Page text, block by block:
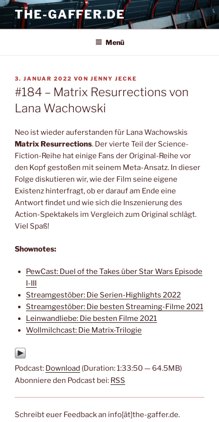
Zum
Inhalt
springen
THE-GAFFER.DE
Menü
VERÖFFENTLICHT
AM
3. JANUAR 2022 VON JENNY JECKE
#184 – Matrix Resurrections von
Lana Wachowski
Neo ist wieder auferstanden für Lana Wachowskis
Matrix Resurrections. Der vierte Teil der Science-
Fiction-Reihe hat einige Fans der Original-Reihe vor
den Kopf gestoßen mit seinem Meta-Ansatz. In dieser
Folge diskutieren wir, wie der Film seine eigene
Existenz hinterfragt, ob er darauf am Ende eine
Antwort findet und wie sich die Inszenierung des
Action-Spektakels im Vergleich zum Original schlägt.
Viel Spaß!
Shownotes:
PewCast: Duel of the Takes über Star Wars Episode
I-III
Streamgestöber: Die Serien-Highlights 2022
Streamgestöber: Die besten Streaming-Filme 2021
Leinwandliebe: Die besten Filme 2021
Wollmilchcast: Die Matrix-Trilogie
Podcast: Download (Duration: 1:33:50 — 64.5MB)
Abonniere den Podcast bei: RSS
Schreibt euer Feedback an info[ät]the-gaffer.de.